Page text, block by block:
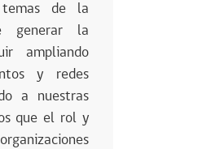
temas de la
generar la
ampliando
y redes
a nuestras
que el rol y